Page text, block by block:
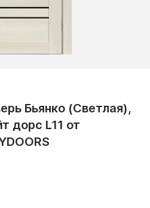
Бьянко (Светлая),
дорс L11 от